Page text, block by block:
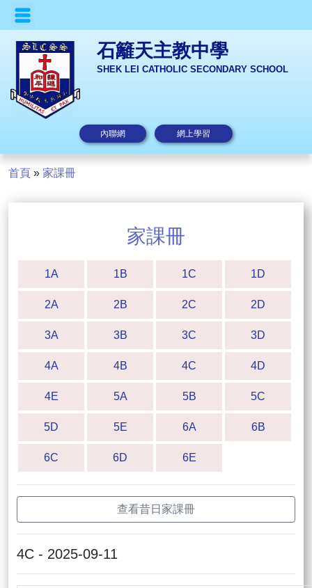
石籬天主教中學
SHEK LEI CATHOLIC SECONDARY SCHOOL
內聯網 網上學習
首頁 » 家課冊
家課冊
1A 1B 1C 1D
2A 2B 2C 2D
3A 3B 3C 3D
4A 4B 4C 4D
4E 5A 5B 5C
5D 5E 6A 6B
6C 6D 6E
查看昔日家課冊
4C - 2025-09-11